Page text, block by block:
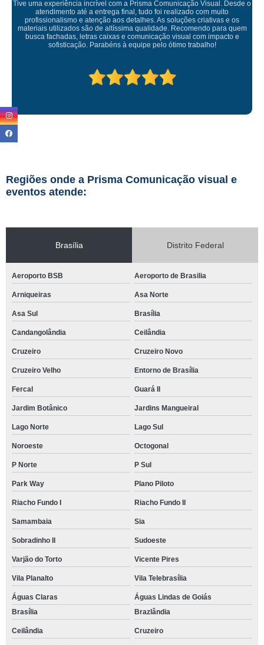
Empresa maravilhosa, entregue antes do prazo e a instalação da lona
ficou perfeita, indico de olhos fechados
Regiões onde a Prisma Comunicação visual e
eventos atende:
Brasília Distrito Federal
Aeroporto BSB Aeroporto de Brasilia
Arniqueiras Asa Norte
Asa Sul Brasília
Candangolândia Ceilândia
Cruzeiro Cruzeiro Novo
Cruzeiro Velho Entorno de Brasília
Fercal Guará II
Jardim Botânico Jardins Mangueiral
Lago Norte Lago Sul
Noroeste Octogonal
P Norte P Sul
Park Way Plano Piloto
Riacho Fundo I Riacho Fundo II
Samambaia Sia
Sobradinho II Sudoeste
Varjão do Torto Vicente Pires
Vila Planalto Vila Telebrasília
Águas Claras
Águas Lindas de Goiás
Brasília
Brazlândia
Ceilândia Cruzeiro